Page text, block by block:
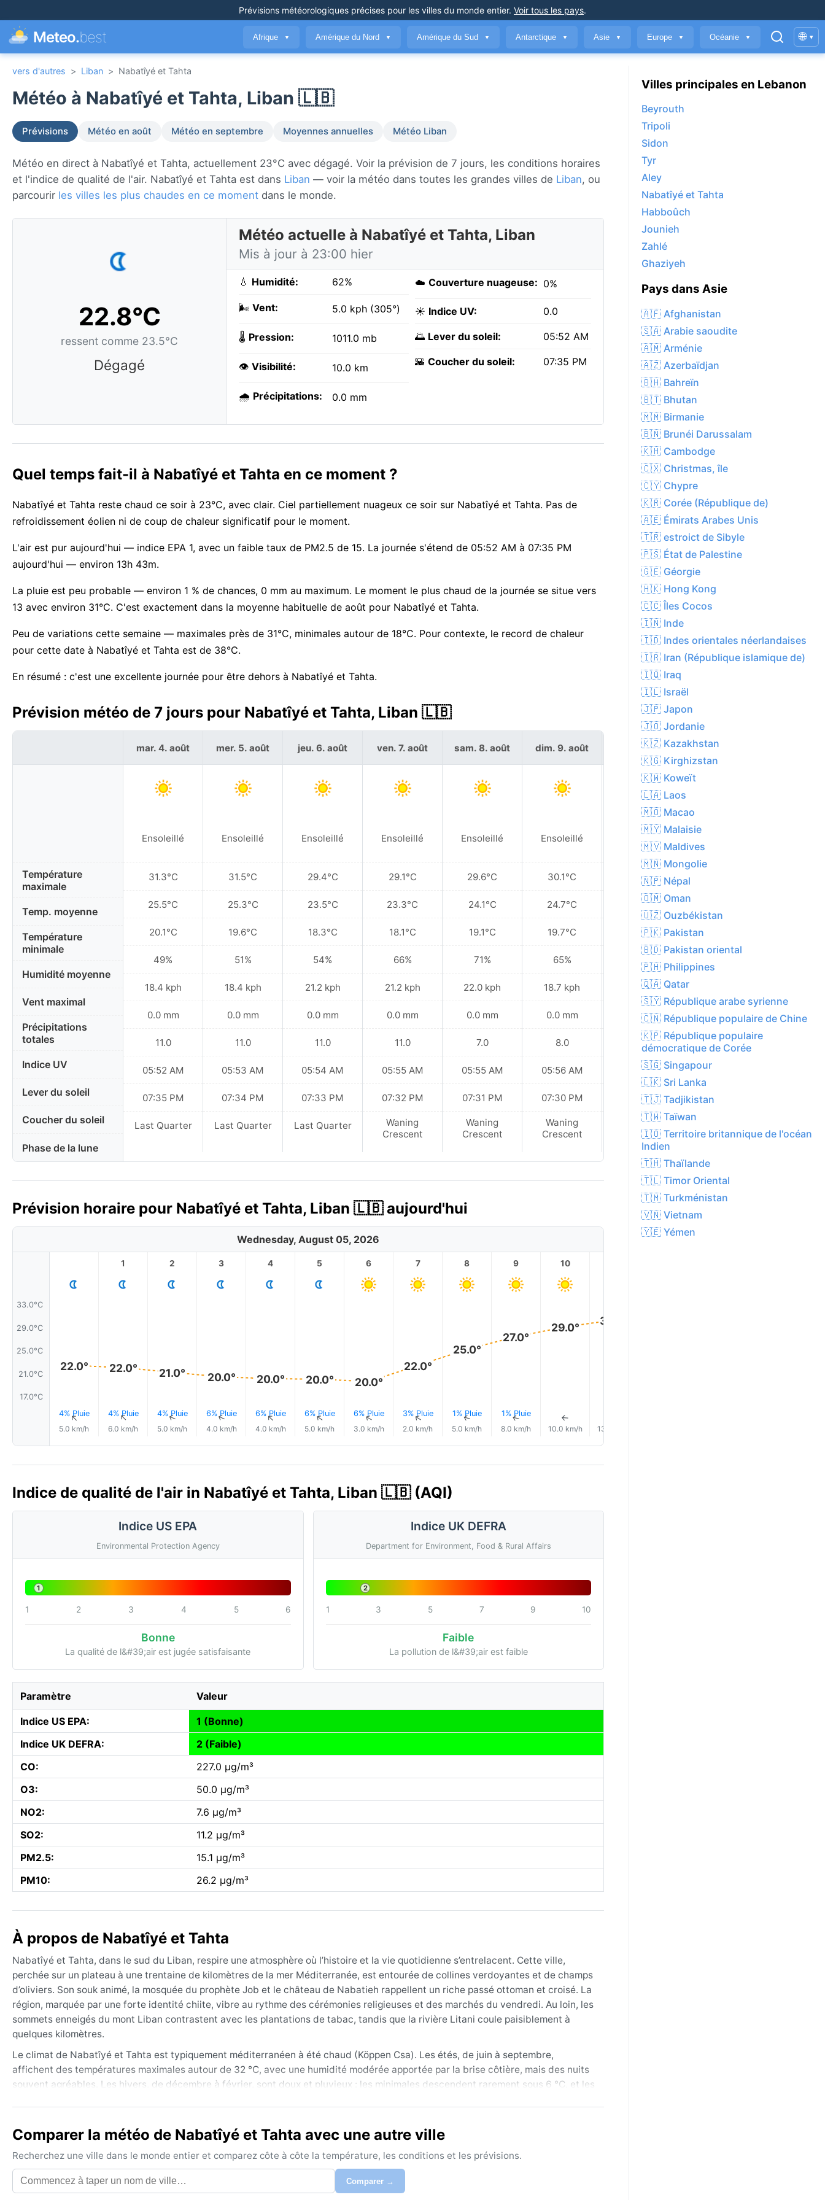
Prévisions météorologiques précises pour les villes du monde entier. Voir tous les pays.
Meteo.best Afrique ▼ Amérique du Nord ▼ Amérique du Sud ▼ Antarctique ▼ Asie ▼ Europe ▼ Océanie ▼ 🌐 ▾
vers d'autres > Liban > Nabatîyé et Tahta
Météo à Nabatîyé et Tahta, Liban 🇱🇧
Prévisions Météo en août Météo en septembre Moyennes annuelles Météo Liban
Météo en direct à Nabatîyé et Tahta, actuellement 23°C avec dégagé. Voir la prévision de 7 jours, les conditions horaires
et l'indice de qualité de l'air. Nabatîyé et Tahta est dans Liban — voir la météo dans toutes les grandes villes de Liban, ou
parcourir les villes les plus chaudes en ce moment dans le monde.
22.8°C
ressent comme 23.5°C
Dégagé
Météo actuelle à Nabatîyé et Tahta, Liban
Mis à jour à 23:00 hier
💧 Humidité: 62%
🌬️ Vent: 5.0 kph (305°)
🌡️ Pression: 1011.0 mb
👁️ Visibilité: 10.0 km
🌧️ Précipitations: 0.0 mm
☁️ Couverture nuageuse: 0%
☀️ Indice UV: 0.0
🌅 Lever du soleil: 05:52 AM
🌇 Coucher du soleil: 07:35 PM
Quel temps fait-il à Nabatîyé et Tahta en ce moment ?
Nabatîyé et Tahta reste chaud ce soir à 23°C, avec clair. Ciel partiellement nuageux ce soir sur Nabatîyé et Tahta. Pas de
refroidissement éolien ni de coup de chaleur significatif pour le moment.
L'air est pur aujourd'hui — indice EPA 1, avec un faible taux de PM2.5 de 15. La journée s'étend de 05:52 AM à 07:35 PM
aujourd'hui — environ 13h 43m.
La pluie est peu probable — environ 1 % de chances, 0 mm au maximum. Le moment le plus chaud de la journée se situe vers
13 avec environ 31°C. C'est exactement dans la moyenne habituelle de août pour Nabatîyé et Tahta.
Peu de variations cette semaine — maximales près de 31°C, minimales autour de 18°C. Pour contexte, le record de chaleur
pour cette date à Nabatîyé et Tahta est de 38°C.
En résumé : c'est une excellente journée pour être dehors à Nabatîyé et Tahta.
Prévision météo de 7 jours pour Nabatîyé et Tahta, Liban 🇱🇧
Température
maximale
Temp. moyenne
Température
minimale
Humidité moyenne
Vent maximal
Précipitations
totales
Indice UV
Lever du soleil
Coucher du soleil
Phase de la lune
mar. 4. août
Ensoleillé
31.3°C
25.5°C
20.1°C
49%
18.4 kph
0.0 mm
11.0
05:52 AM
07:35 PM
Last Quarter
mer. 5. août
Ensoleillé
31.5°C
25.3°C
19.6°C
51%
18.4 kph
0.0 mm
11.0
05:53 AM
07:34 PM
Last Quarter
jeu. 6. août
Ensoleillé
29.4°C
23.5°C
18.3°C
54%
21.2 kph
0.0 mm
11.0
05:54 AM
07:33 PM
Last Quarter
ven. 7. août
Ensoleillé
29.1°C
23.3°C
18.1°C
66%
21.2 kph
0.0 mm
11.0
05:55 AM
07:32 PM
Waning
Crescent
sam. 8. août
Ensoleillé
29.6°C
24.1°C
19.1°C
71%
22.0 kph
0.0 mm
7.0
05:55 AM
07:31 PM
Waning
Crescent
dim. 9. août
Ensoleillé
30.1°C
24.7°C
19.7°C
65%
18.7 kph
0.0 mm
8.0
05:56 AM
07:30 PM
Waning
Crescent
lun. 10. août
33.3°C
27.0°C
21.0°C
50%
17.6 kph
0.0 mm
8.0
05:57 AM
07:29 PM
Prévision horaire pour Nabatîyé et Tahta, Liban 🇱🇧 aujourd'hui
Wednesday, August 05, 2026
33.0°C
29.0°C
25.0°C
21.0°C
17.0°C
22.0°
4% Pluie
↑
5.0 km/h
1
22.0°
4% Pluie
↑
6.0 km/h
2
21.0°
4% Pluie
↑
5.0 km/h
3
20.0°
6% Pluie
↑
4.0 km/h
4
20.0°
6% Pluie
↑
4.0 km/h
5
20.0°
6% Pluie
↑
5.0 km/h
6
20.0°
6% Pluie
↑
3.0 km/h
7
22.0°
3% Pluie
↑
2.0 km/h
8
25.0°
1% Pluie
↑
5.0 km/h
9
27.0°
1% Pluie
↑
8.0 km/h
10
29.0°
↑
10.0 km/h
30.0°
13.0 km/h
Indice de qualité de l'air in Nabatîyé et Tahta, Liban 🇱🇧 (AQI)
Indice US EPA
Environmental Protection Agency
1
1 2 3 4 5 6
Bonne
La qualité de l&#39;air est jugée satisfaisante
Indice UK DEFRA
Department for Environment, Food & Rural Affairs
2
1 3 5 7 9 10
Faible
La pollution de l&#39;air est faible
Paramètre Valeur
Indice US EPA:
1 (Bonne)
Indice UK DEFRA:
2 (Faible)
CO:
227.0 µg/m³
O3:
50.0 µg/m³
NO2:
7.6 µg/m³
SO2:
11.2 µg/m³
PM2.5:
15.1 µg/m³
PM10:
26.2 µg/m³
À propos de Nabatîyé et Tahta
Nabatîyé et Tahta, dans le sud du Liban, respire une atmosphère où l’histoire et la vie quotidienne s’entrelacent. Cette ville,
perchée sur un plateau à une trentaine de kilomètres de la mer Méditerranée, est entourée de collines verdoyantes et de champs
d’oliviers. Son souk animé, la mosquée du prophète Job et le château de Nabatieh rappellent un riche passé ottoman et croisé. La
région, marquée par une forte identité chiite, vibre au rythme des cérémonies religieuses et des marchés du vendredi. Au loin, les
sommets enneigés du mont Liban contrastent avec les plantations de tabac, tandis que la rivière Litani coule paisiblement à
quelques kilomètres.
Le climat de Nabatîyé et Tahta est typiquement méditerranéen à été chaud (Köppen Csa). Les étés, de juin à septembre,
affichent des températures maximales autour de 32 °C, avec une humidité modérée apportée par la brise côtière, mais des nuits
souvent agréables. Les hivers, de décembre à février, sont doux et pluvieux : les minimales descendent rarement sous 6 °C, et les
imperméable et une veste légère sont recommandés en hiver.
La meilleure période pour profiter du climat est le printemps (avril-mai) ou l’automne (octobre-novembre), quand les
températures sont douces et les paysages fleuris ou dorés. Le phénomène notable reste le sirocco, ce vent chaud et poussiéreux
venu d’Égypte ou d’Arabie, qui peut souffler quelques jours au printemps et en automne, portant une brume ocre et faisant grimper
le thermomètre au-delà de 35 °C. Les brumes matinales d’hiver sont fréquentes dans les vallées, mais la neige est rare en ville,
Comparer la météo de Nabatîyé et Tahta avec une autre ville
Recherchez une ville dans le monde entier et comparez côte à côte la température, les conditions et les prévisions.
Comparer →
Villes principales en Lebanon
Beyrouth
Tripoli
Sidon
Tyr
Aley
Nabatîyé et Tahta
Habboûch
Jounieh
Zahlé
Ghaziyeh
Pays dans Asie
🇦🇫 Afghanistan
🇸🇦 Arabie saoudite
🇦🇲 Arménie
🇦🇿 Azerbaïdjan
🇧🇭 Bahreïn
🇧🇹 Bhutan
🇲🇲 Birmanie
🇧🇳 Brunéi Darussalam
🇰🇭 Cambodge
🇨🇽 Christmas, île
🇨🇾 Chypre
🇰🇷 Corée (République de)
🇦🇪 Émirats Arabes Unis
🇹🇷 estroict de Sibyle
🇵🇸 État de Palestine
🇬🇪 Géorgie
🇭🇰 Hong Kong
🇨🇨 Îles Cocos
🇮🇳 Inde
🇮🇩 Indes orientales néerlandaises
🇮🇷 Iran (République islamique de)
🇮🇶 Iraq
🇮🇱 Israël
🇯🇵 Japon
🇯🇴 Jordanie
🇰🇿 Kazakhstan
🇰🇬 Kirghizstan
🇰🇼 Koweït
🇱🇦 Laos
🇲🇴 Macao
🇲🇾 Malaisie
🇲🇻 Maldives
🇲🇳 Mongolie
🇳🇵 Népal
🇴🇲 Oman
🇺🇿 Ouzbékistan
🇵🇰 Pakistan
🇧🇩 Pakistan oriental
🇵🇭 Philippines
🇶🇦 Qatar
🇸🇾 République arabe syrienne
🇨🇳 République populaire de Chine
🇰🇵 République populaire
démocratique de Corée
🇸🇬 Singapour
🇱🇰 Sri Lanka
🇹🇯 Tadjikistan
🇹🇼 Taïwan
🇮🇴 Territoire britannique de l'océan
Indien
🇹🇭 Thaïlande
🇹🇱 Timor Oriental
🇹🇲 Turkménistan
🇻🇳 Vietnam
🇾🇪 Yémen